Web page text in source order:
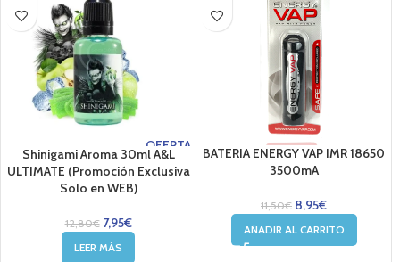
OFERTA
Shinigami Aroma 30ml A&L
ULTIMATE (Promoción Exclusiva
Solo en WEB)
12,80€ 7,95€
LEER MÁS
BATERIA ENERGY VAP IMR 18650
3500mA
11,50€ 8,95€
AÑADIR AL CARRITO